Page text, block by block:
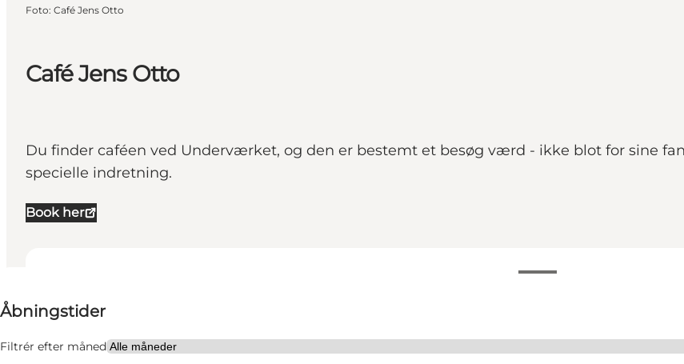
Café Jens Otto
Du finder caféen ved Underværket, og den er bestemt et besøg værd - ikke blot for sine
specielle indretning.
Book her
Åbningstider
Filtrér efter måned
Besøg hjemmeside
Foto: Café Jens Otto